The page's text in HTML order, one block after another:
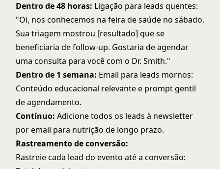
Dentro de 48 horas: Ligação para leads quentes:
"Oi, nos conhecemos na feira de saúde no sábado.
Sua triagem mostrou [resultado] que se
beneficiaria de follow-up. Gostaria de agendar
uma consulta para você com o Dr. Smith."
Dentro de 1 semana: Email para leads mornos:
Conteúdo educacional relevante e prompt gentil
de agendamento.
Contínuo: Adicione todos os leads à newsletter
por email para nutrição de longo prazo.
Rastreamento de conversão:
Rastreie cada lead do evento até a conversão: